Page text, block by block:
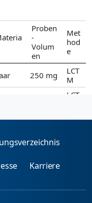
Proben
-
Volum
en
Met
hod
e
250 mg
LCT
M
LCT
Karriere